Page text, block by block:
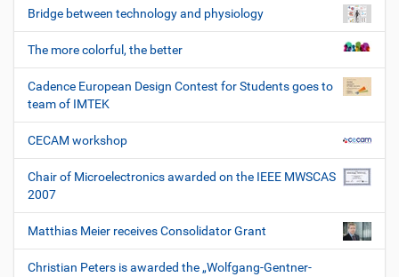
Bridge between technology and physiology
The more colorful, the better
Cadence European Design Contest for Students goes to
team of IMTEK
CECAM workshop
Chair of Microelectronics awarded on the IEEE MWSCAS
2007
Matthias Meier receives Consolidator Grant
Christian Peters is awarded the „Wolfgang-Gentner-